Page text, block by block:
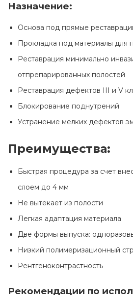
Как купить
Контакты
Назначение:
Основа под прямые
Прокладка под материалы для
Реставрация минимально
отпрепарированных полостей
Реставрация дефектов III и V
Блокирование поднутрений
Устранение мелких дефектов
Преимущества:
Быстрая процедура за счет
слоем до 4 мм
Не вытекает из полости
Легкая адаптация материала
Две формы выпуска:
Низкий полимеризационный
Рентгеноконтрастность
Рекомендации по